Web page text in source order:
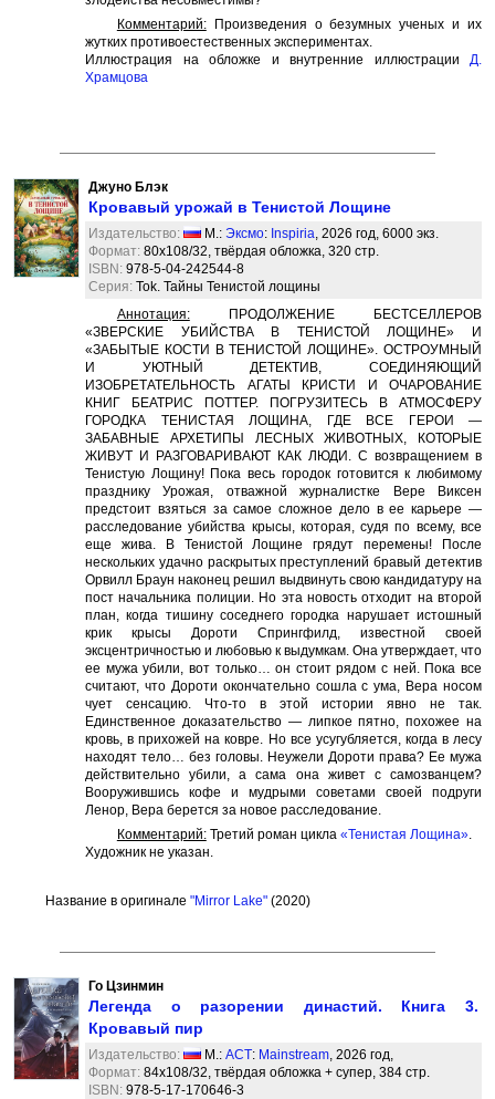
Комментарий:Произведения о безумных ученых и их
жутких противоестественных экспериментах.
Иллюстрация на обложке и внутренние иллюстрации Д.
Храмцова
Джуно Блэк
Кровавый урожай в Тенистой Лощине
Издательство: М.: Эксмо: Inspiria, 2026 год, 6000 экз.
Формат: 80х108/32, твёрдая обложка, 320 стр.
ISBN: 978-5-04-242544-8
Серия: Tok. Тайны Тенистой лощины
Аннотация:ПРОДОЛЖЕНИЕ БЕСТСЕЛЛЕРОВ
«ЗВЕРСКИЕ УБИЙСТВА В ТЕНИСТОЙ ЛОЩИНЕ» И
«ЗАБЫТЫЕ КОСТИ В ТЕНИСТОЙ ЛОЩИНЕ». ОСТРОУМНЫЙ
И УЮТНЫЙ ДЕТЕКТИВ, СОЕДИНЯЮЩИЙ
ИЗОБРЕТАТЕЛЬНОСТЬ АГАТЫ КРИСТИ И ОЧАРОВАНИЕ
КНИГ БЕАТРИС ПОТТЕР. ПОГРУЗИТЕСЬ В АТМОСФЕРУ
ГОРОДКА ТЕНИСТАЯ ЛОЩИНА, ГДЕ ВСЕ ГЕРОИ —
ЗАБАВНЫЕ АРХЕТИПЫ ЛЕСНЫХ ЖИВОТНЫХ, КОТОРЫЕ
ЖИВУТ И РАЗГОВАРИВАЮТ КАК ЛЮДИ. С возвращением в
Тенистую Лощину! Пока весь городок готовится к любимому
празднику Урожая, отважной журналистке Вере Виксен
предстоит взяться за самое сложное дело в ее карьере —
расследование убийства крысы, которая, судя по всему, все
еще жива. В Тенистой Лощине грядут перемены! После
нескольких удачно раскрытых преступлений бравый детектив
Орвилл Браун наконец решил выдвинуть свою кандидатуру на
пост начальника полиции. Но эта новость отходит на второй
план, когда тишину соседнего городка нарушает истошный
крик крысы Дороти Спрингфилд, известной своей
эксцентричностью и любовью к выдумкам. Она утверждает, что
ее мужа убили, вот только… он стоит рядом с ней. Пока все
считают, что Дороти окончательно сошла с ума, Вера носом
чует сенсацию. Что-то в этой истории явно не так.
Единственное доказательство — липкое пятно, похожее на
кровь, в прихожей на ковре. Но все усугубляется, когда в лесу
находят тело… без головы. Неужели Дороти права? Ее мужа
действительно убили, а сама она живет с самозванцем?
Вооружившись кофе и мудрыми советами своей подруги
Ленор, Вера берется за новое расследование.
Комментарий:Третий роман цикла «Тенистая Лощина».
Художник не указан.
Название в оригинале "Mirror Lake"(2020)
Го Цзинмин
Легенда о разорении династий. Книга 3.
Кровавый пир
Издательство: М.: АСТ: Mainstream, 2026 год,
Формат: 84x108/32, твёрдая обложка + супер, 384 стр.
ISBN: 978-5-17-170646-3